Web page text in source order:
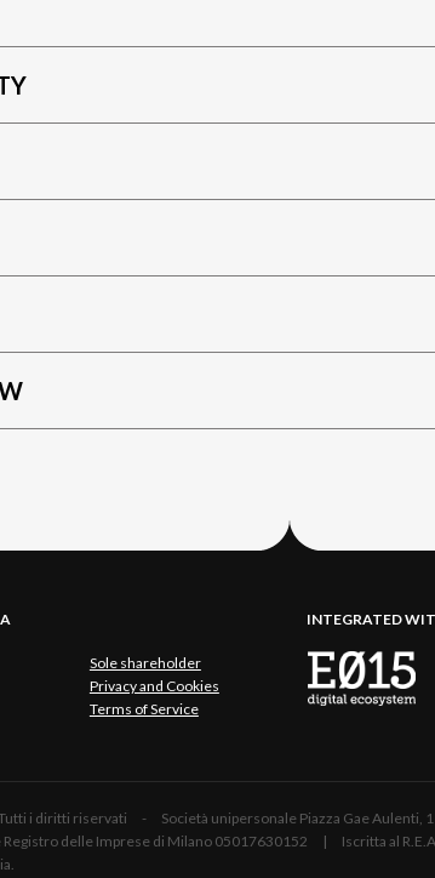
Sole shareholder
Privacy and Cookies
Terms of Service
INTEGRATED
Tutti i diritti riservati - Società unipersonale Piazza Gae
delle Imprese di Milano 05017630152 | Iscritta al